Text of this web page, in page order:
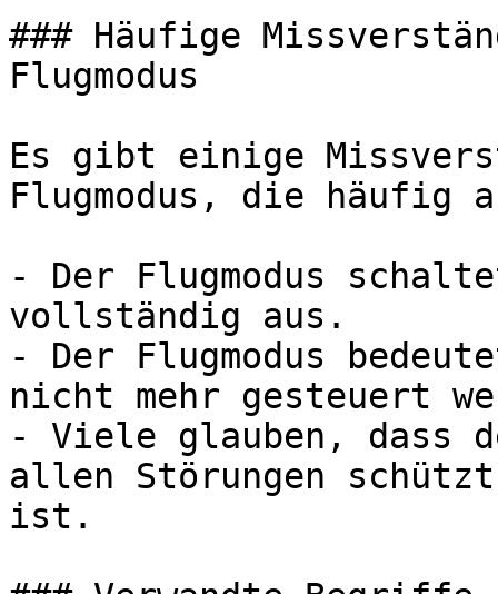
### Häufige
Flugmodus
Es gibt einige
Flugmodus, die häufig
- Der Flugmodus
vollständig aus.
- Der Flugmodus
nicht mehr gesteuert
- Viele glauben, dass
allen Störungen
ist.